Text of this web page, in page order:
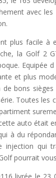
avec les
plus facile à
la Golf 2
Equipée d
et plus
bons
Toutes les
auto était
à du
injection qui
pourrait
livrée le